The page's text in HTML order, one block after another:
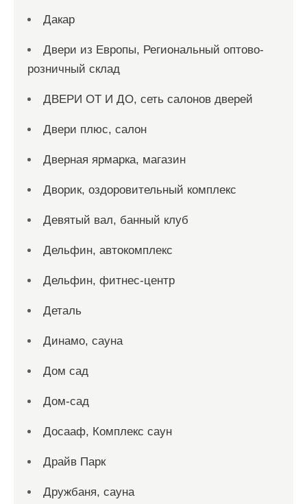
Дакар
Двери из Европы, Региональный оптово-
розничный склад
ДВЕРИ ОТ И ДО, сеть салонов дверей
Двери плюс, салон
Дверная ярмарка, магазин
Дворик, оздоровительный комплекс
Девятый вал, банный клуб
Дельфин, автокомплекс
Дельфин, фитнес-центр
Деталь
Динамо, сауна
Дом сад
Дом-сад
Досааф, Комплекс саун
Драйв Парк
Дружбаня, сауна